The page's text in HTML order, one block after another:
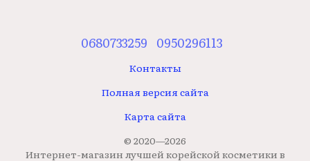
0680733259 0950296113
Контакты
Полная версия сайта
Карта сайта
© 2020—2026
Интернет-магазин лучшей корейской косметики в